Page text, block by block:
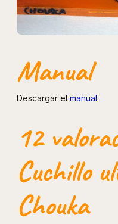
Manual
Descargar el manual
12
Cuchillo
Chouka